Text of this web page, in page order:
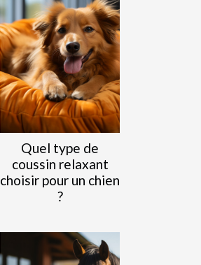
Quel type de
coussin relaxant
choisir pour un chien
?